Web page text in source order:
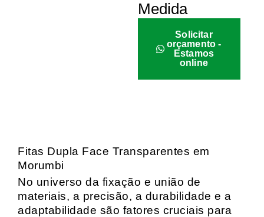
Medida
Solicitar
orçamento -
Estamos
online
Fitas Dupla Face Transparentes em
Morumbi
No universo da fixação e união de
materiais, a precisão, a durabilidade e a
adaptabilidade são fatores cruciais para